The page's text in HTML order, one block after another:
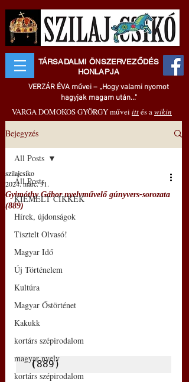
TÁRSADALMI ÖNSZERVEZŐDÉS
HONLAPJA
VERZÁR ÉVA művei – „Hogy valami nyomot
hagyjak magam után..."
VARGA DOMOKOS GYÖRGY művei ittés awikin
Bejegyzés
All Posts
KIEMELT CIKKEK
Hírek, újdonságok
Tisztelt Olvasó!
Magyar Idő
Új Történelem
Kultúra
Magyar Őstörténet
Kakukk
kortárs szépirodalom
magyar nyelv
kortárs szépirodalom
All Posts
Gyimóthy Gábor nyelvművelő gúnyvers-sorozata
(889)
szilajcsiko
2024. márc. 31.
(889)